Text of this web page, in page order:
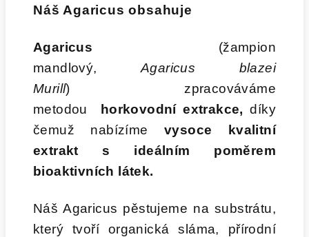
Náš Agaricus obsahuje
Agaricus (žampion
mandlový, Agaricus blazei
Murill) zpracováváme
metodou horkovodní extrakce,díky
čemuž nabízíme vysoce kvalitní
extrakt s ideálním poměrem
bioaktivních látek.
Náš Agaricus pěstujeme na substrátu,
který tvoří organická sláma, přírodní